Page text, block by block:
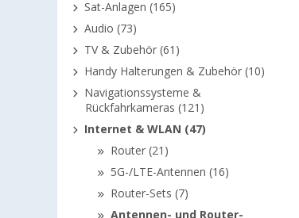
Sat-Anlagen (165)
Audio (73)
TV & Zubehör (61)
Handy Halterungen & Zubehör (10)
Navigationssysteme &
Rückfahrkameras (121)
Internet & WLAN (47)
Router (21)
5G-/LTE-Antennen (16)
Router-Sets (7)
Antennen- und Router-